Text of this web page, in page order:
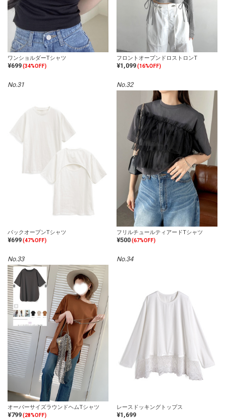
ワンショルダーTシャツ
¥699(34%OFF)
フロントオープンドロストロンT
¥1,099(16%OFF)
No.31
バックオープンTシャツ
¥699(47%OFF)
No.32
フリルチュールティアードTシャツ
¥500(67%OFF)
No.33
オーバーサイズラウンドヘムTシャツ
¥799(28%OFF)
No.34
レースドッキングトップス
¥1,699